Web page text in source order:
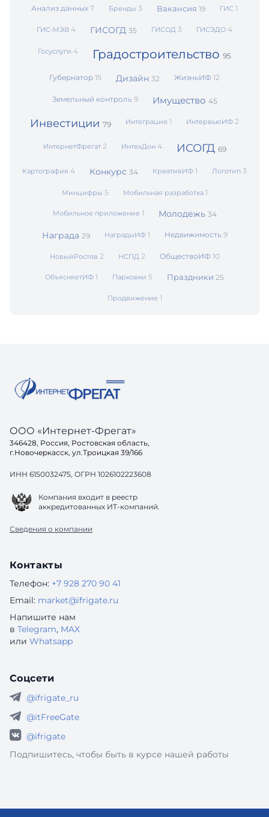
Анализ данных 7 Бренды 3 Вакансия 19 ГИС 1
ГИС-МЭВ 4 ГИСОГД 35 ГИСОД 3 ГИСЭДО 4
Госуслуги 4 Градостроительство 95
Губернатор 15 Дизайн 32 ЖизньИФ 12
Земельный контроль 9 Имущество 45
Инвестиции 79 Интеграция 1 ИнтервьюИФ 2
ИнтернетФрегат 2 ИнтехДон 4 ИСОГД 69
Картография 4 Конкурс 34 КреативИФ 1 Логотип 3
Минцифры 5 Мобильная разработка 1
Мобильное приложение 1 Молодежь 34
Награда 29 НаградыИФ 1 Недвижимость 9
НовыйРостов 2 НСПД 2 ОбществоИФ 10
ОбъясняетИФ 1 Парковки 5 Праздники 25
Продвижение 1
ООО «Интернет-Фрегат»
346428, Россия, Ростовская область,
г.Новочеркасск, ул.Троицкая 39/166
ИНН 6150032475, ОГРН 1026102223608
Компания входит в реестр
аккредитованных ИТ-компаний.
Сведения о компании
Контакты
Телефон: +7 928 270 90 41
Email: market@ifrigate.ru
Напишите нам
в Telegram, MAX
или Whatsapp
Соцсети
@ifrigate_ru
@itFreeGate
@ifrigate
Подпишитесь, чтобы быть в курсе нашей работы